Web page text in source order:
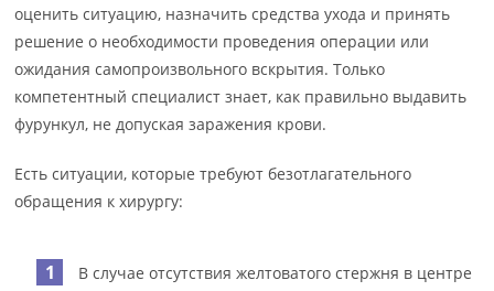
оценить ситуацию, назначить средства ухода и принять
решение о необходимости проведения операции или
ожидания самопроизвольного вскрытия. Только
компетентный специалист знает, как правильно выдавить
фурункул, не допуская заражения крови.
Есть ситуации, которые требуют безотлагательного
обращения к хирургу:
В случае отсутствия желтоватого стержня в центре